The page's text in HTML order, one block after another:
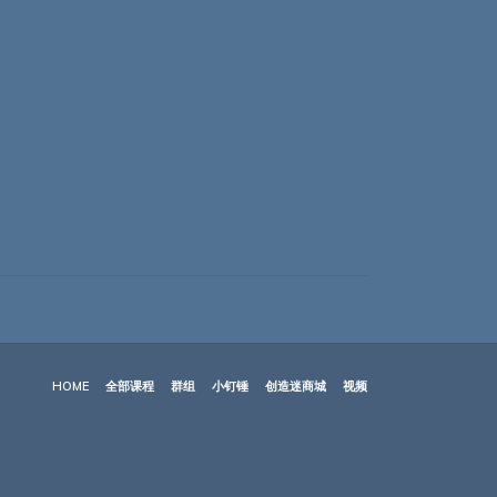
HOME 全部课程 群组 小钉锤 创造迷商城 视频